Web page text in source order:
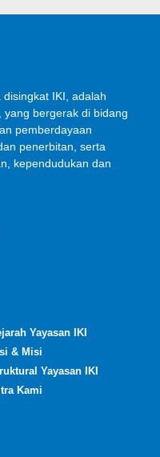
IKI, adalah
bergerak di bidang
pemberdayaan
penerbitan, serta
kependudukan dan
Yayasan IKI
& Misi
Yayasan IKI
Kami